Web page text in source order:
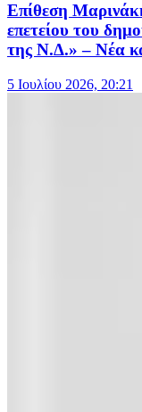
Επίθεση
επετείου του
της Ν.Δ.» – Νέα
5 Ιουλίου 2026, 20:21